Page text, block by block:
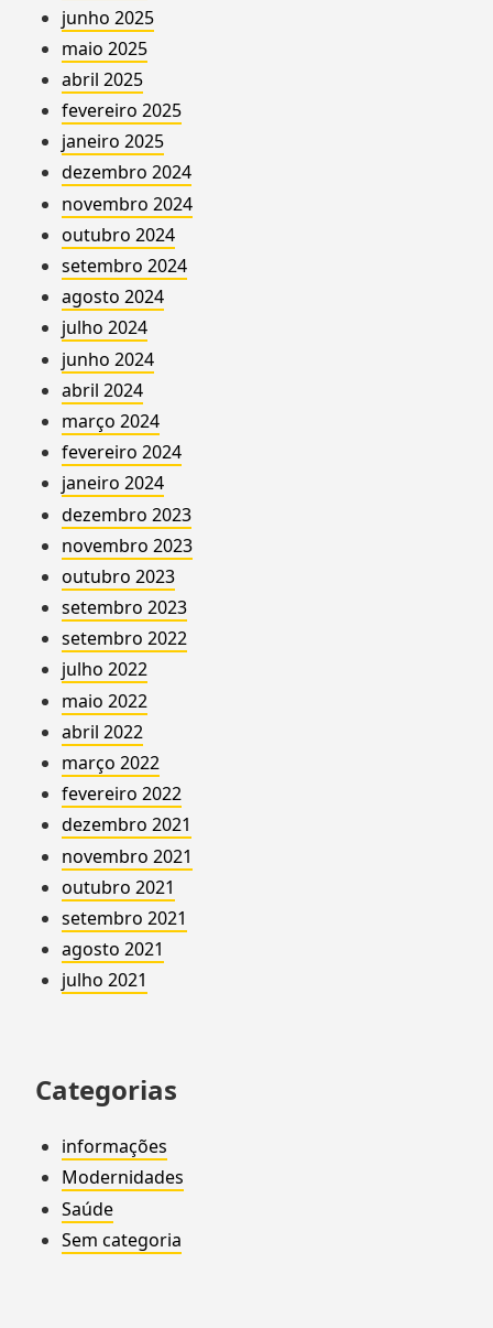
junho 2025
maio 2025
abril 2025
fevereiro 2025
janeiro 2025
dezembro 2024
novembro 2024
outubro 2024
setembro 2024
agosto 2024
julho 2024
junho 2024
abril 2024
março 2024
fevereiro 2024
janeiro 2024
dezembro 2023
novembro 2023
outubro 2023
setembro 2023
setembro 2022
julho 2022
maio 2022
abril 2022
março 2022
fevereiro 2022
dezembro 2021
novembro 2021
outubro 2021
setembro 2021
agosto 2021
julho 2021
Categorias
informações
Modernidades
Saúde
Sem categoria